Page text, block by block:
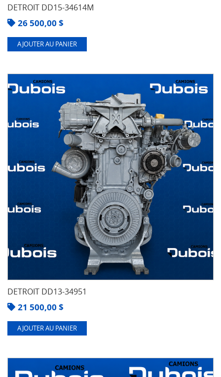
DETROIT DD15-34614M
26 500,00 $
AJOUTER AU PANIER
DETROIT DD13-34951
21 500,00 $
AJOUTER AU PANIER